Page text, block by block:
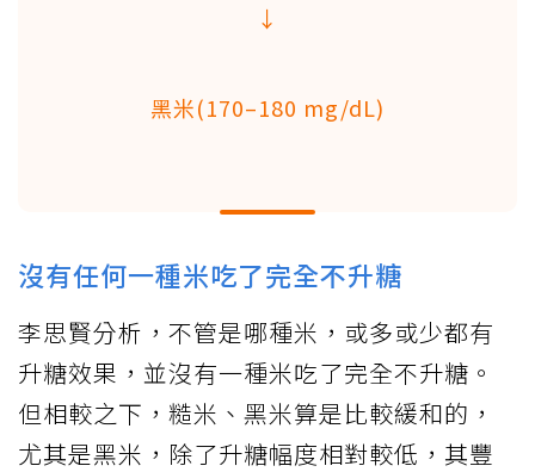
↓
黑米(170–180 mg/dL)
沒有任何一種米吃了完全不升糖
李思賢分析，不管是哪種米，或多或少都有
升糖效果，並沒有一種米吃了完全不升糖。
但相較之下，糙米、黑米算是比較緩和的，
尤其是黑米，除了升糖幅度相對較低，其豐